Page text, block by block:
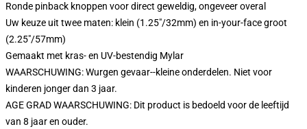
Ronde pinback knoppen voor direct geweldig, ongeveer overal
Uw keuze uit twee maten: klein (1.25"/32mm) en in-your-face groot
(2.25"/57mm)
Gemaakt met kras- en UV-bestendig Mylar
WAARSCHUWING: Wurgen gevaar--kleine onderdelen. Niet voor
kinderen jonger dan 3 jaar.
AGE GRAD WAARSCHUWING: Dit product is bedoeld voor de leeftijd
van 8 jaar en ouder.